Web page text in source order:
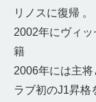
リノスに復帰 。
2002年にヴィ
籍
2006年には主
ラブ初のJ1昇格